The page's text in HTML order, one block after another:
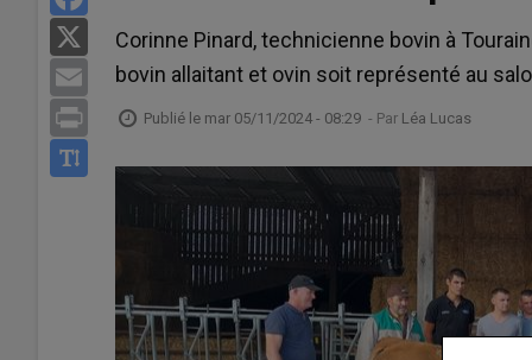
Email
Print
Corinne Pinard, technicienne bovin à
bovin allaitant et ovin soit représenté au
Publié le mar 05/11/2024 - 08:29 - Par Léa Lucas